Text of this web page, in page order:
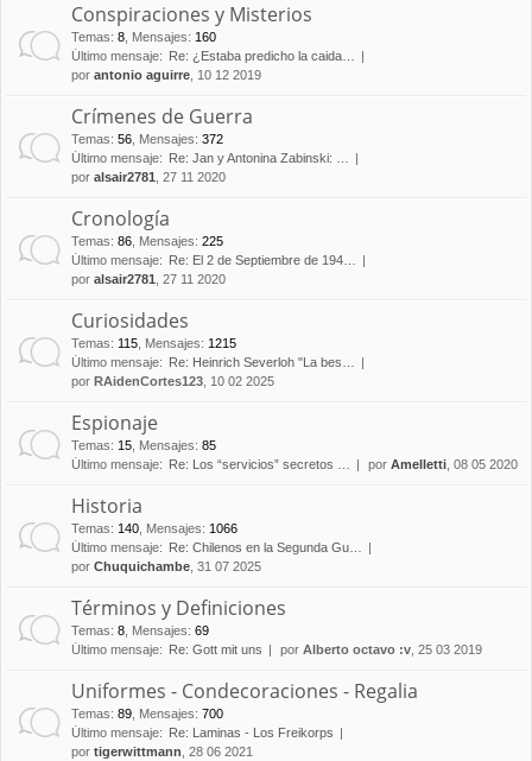
Conspiraciones y Misterios
Temas: 8 Mensajes: 160
Último mensaje:
Re: ¿Estaba predicho la caida…
por antonio aguirre , 10 12 2019
Crímenes de Guerra
Temas: 56 Mensajes: 372
Último mensaje:
Re: Jan y Antonina Zabinski: …
por alsair2781 , 27 11 2020
Cronología
Temas: 86 Mensajes: 225
Último mensaje:
Re: El 2 de Septiembre de 194…
por alsair2781 , 27 11 2020
Curiosidades
Temas: 115 Mensajes: 1215
Último mensaje:
Re: Heinrich Severloh "La bes…
por RAidenCortes123 , 10 02 2025
Espionaje
Temas: 15 Mensajes: 85
Último mensaje:
Re: Los “servicios” secretos … por Amelletti , 08 05 2020
Historia
Temas: 140 Mensajes: 1066
Último mensaje:
Re: Chilenos en la Segunda Gu…
por Chuquichambe , 31 07 2025
Términos y Definiciones
Temas: 8 Mensajes: 69
Último mensaje:
Re: Gott mit uns por Alberto octavo :v , 25 03 2019
Uniformes - Condecoraciones - Regalia
Temas: 89 Mensajes: 700
Último mensaje:
Re: Laminas - Los Freikorps
por tigerwittmann , 28 06 2021